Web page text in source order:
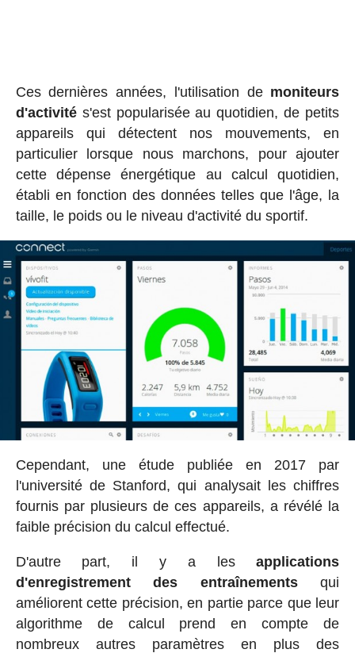
Ces dernières années, l'utilisation de moniteurs
d'activités'est popularisée au quotidien, de petits
appareils qui détectent nos mouvements, en
particulier lorsque nous marchons, pour ajouter
cette dépense énergétique au calcul quotidien,
établi en fonction des données telles que l'âge, la
taille, le poids ou le niveau d'activité du sportif.
Cependant, une étude publiée en 2017 par
l'université de Stanford, qui analysait les chiffres
fournis par plusieurs de ces appareils, a révélé la
faible précision du calcul effectué.
D'autre part, il y a lesapplications
d'enregistrement des entraînementsqui
améliorent cette précision, en partie parce que leur
algorithme de calcul prend en compte de
nombreux autres paramètres en plus des